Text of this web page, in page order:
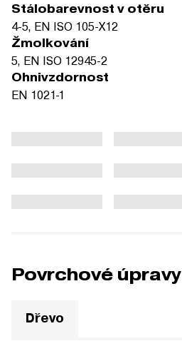
Stálobarevnost v otěru
4-5, EN ISO 105-X12
Žmolkování
5, EN ISO 12945-2
Ohnivzdornost
EN 1021-1
Povrchové úpravy
Dřevo